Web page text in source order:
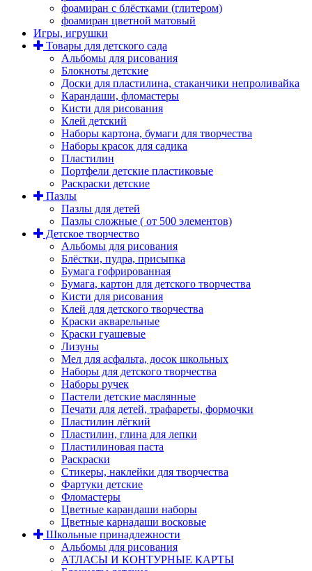
фоамиран с блёстками (глитером)
фоамиран цветной матовый
Игры, игрушки
Товары для детского сада
Альбомы для рисования
Блокноты детские
Доски для пластилина, стаканчики непроливайка
Карандаши, фломастеры
Кисти для рисования
Клей детский
Наборы картона, бумаги для творчества
Наборы красок для садика
Пластилин
Портфели детские пластиковые
Раскраски детские
Пазлы
Пазлы для детей
Пазлы сложные ( от 500 элементов)
Детское творчество
Альбомы для рисования
Блёстки, пудра, присыпка
Бумага гофрированная
Бумага, картон для детского творчества
Кисти для рисования
Клей для детского творчества
Краски акварельные
Краски гуашевые
Лизуны
Мел для асфальта, досок школьных
Наборы для детского творчества
Наборы ручек
Пастели детские маслянные
Печати для детей, трафареты, формочки
Пластилин лёгкий
Пластилин, глина для лепки
Пластилиновая паста
Раскраски
Стикеры, наклейки для творчества
Фартуки детские
Фломастеры
Цветные карандаши наборы
Цветные карнадаши восковые
Школьные принадлежности
Альбомы для рисования
АТЛАСЫ И КОНТУРНЫЕ КАРТЫ